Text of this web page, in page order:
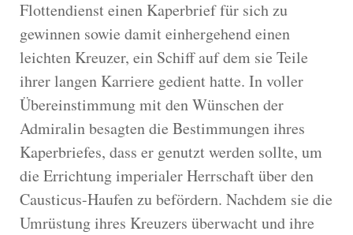
Flottendienst einen Kaperbrief für sich zu
gewinnen sowie damit einhergehend einen
leichten Kreuzer, ein Schiff auf dem sie Teile
ihrer langen Karriere gedient hatte. In voller
Übereinstimmung mit den Wünschen der
Admiralin besagten die Bestimmungen ihres
Kaperbriefes, dass er genutzt werden sollte, um
die Errichtung imperialer Herrschaft über den
Causticus-Haufen zu befördern. Nachdem sie die
Umrüstung ihres Kreuzers überwacht und ihre